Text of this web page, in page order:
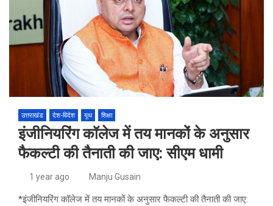
उत्तराखंड देश-विदेश यूथ शिक्षा
इंजीनियरिंग कॉलेज में तय मानकों के अनुसार
फैकल्टी की तैनाती की जाए: सीएम धामी
1 year ago Manju Gusain
*इंजीनियरिंग कॉलेज में तय मानकों के अनुसार फैकल्टी की तैनाती की जाए: